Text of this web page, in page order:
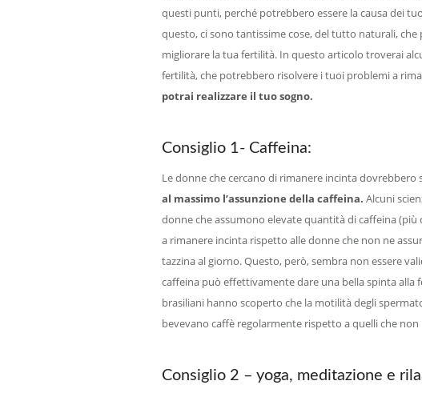
questi punti, perché potrebbero essere la causa dei
questo, ci sono tantissime cose, del tutto naturali,
migliorare la tua fertilità. In questo articolo troverai
fertilità, che potrebbero risolvere i tuoi problemi a
potrai realizzare il tuo sogno.
Consiglio 1- Caffeina:
Le donne che cercano di rimanere incinta
al massimo l’assunzione della caffeina. Alcuni
donne che assumono elevate quantità di caffeina
a rimanere incinta rispetto alle donne che non ne
tazzina al giorno. Questo, però, sembra non essere
caffeina può effettivamente dare una bella spinta alla
brasiliani hanno scoperto che la motilità degli
bevevano caffè regolarmente rispetto a quelli che non
Consiglio 2 – yoga, meditazione e